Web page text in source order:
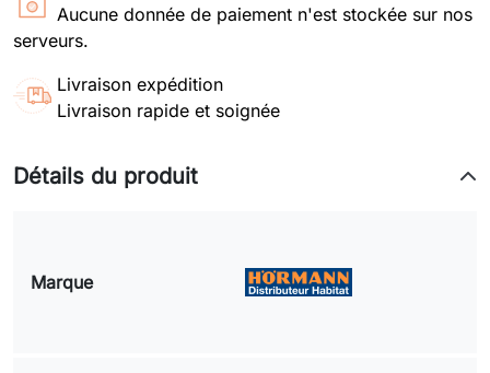
Aucune donnée de paiement n'est stockée sur nos
serveurs.
Livraison expédition
Livraison rapide et soignée
Détails du produit
Marque